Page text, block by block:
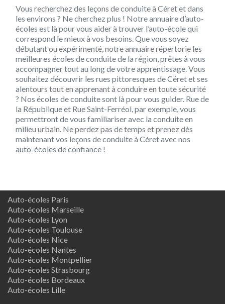
Vous recherchez des leçons de conduite à Céret et dans
les environs ? Ne cherchez plus ! Notre annuaire d’auto-
écoles est là pour vous aider à trouver l’auto-école qui
correspond le mieux à vos besoins. Que vous soyez
débutant ou expérimenté, notre annuaire répertorie les
meilleures écoles de conduite de la région, prêtes à vous
accompagner tout au long de votre apprentissage. Vous
souhaitez découvrir les rues pittoresques de Céret et ses
alentours tout en apprenant à conduire en toute sécurité
? Nos écoles de conduite sont là pour vous guider. Rue de
la République et Rue Saint-Ferréol, par exemple, vous
permettront de vous familiariser avec la conduite en
milieu urbain. Ne perdez pas de temps et prenez dès
maintenant vos leçons de conduite à Céret avec nos
auto-écoles de confiance !
Auto-écoles Paris
Auto-écoles Marseille
Auto-écoles Lyon
Auto-écoles Toulouse
Auto-écoles Nice
Auto-écoles Nantes
Auto-écoles Montpellier
Auto-écoles Strasbourg
Auto-écoles Bordeaux
Auto-écoles Lille